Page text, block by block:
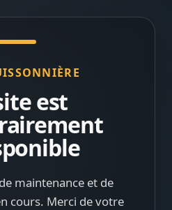
est
maintenance et de
cours. Merci de votre